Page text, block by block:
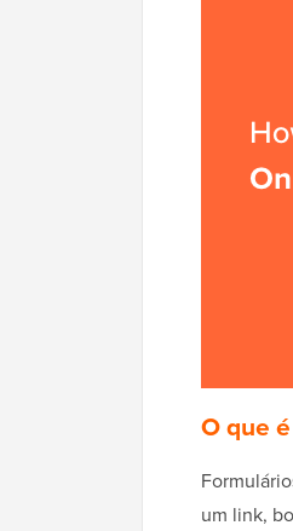
O que
um link,